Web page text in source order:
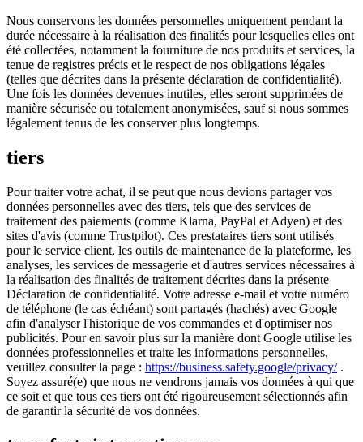
Nous conservons les données personnelles uniquement pendant la
durée nécessaire à la réalisation des finalités pour lesquelles elles ont
été collectées, notamment la fourniture de nos produits et services, la
tenue de registres précis et le respect de nos obligations légales
(telles que décrites dans la présente déclaration de confidentialité).
Une fois les données devenues inutiles, elles seront supprimées de
manière sécurisée ou totalement anonymisées, sauf si nous sommes
légalement tenus de les conserver plus longtemps.
tiers
Pour traiter votre achat, il se peut que nous devions partager vos
données personnelles avec des tiers, tels que des services de
traitement des paiements (comme Klarna, PayPal et Adyen) et des
sites d'avis (comme Trustpilot). Ces prestataires tiers sont utilisés
pour le service client, les outils de maintenance de la plateforme, les
analyses, les services de messagerie et d'autres services nécessaires à
la réalisation des finalités de traitement décrites dans la présente
Déclaration de confidentialité. Votre adresse e-mail et votre numéro
de téléphone (le cas échéant) sont partagés (hachés) avec Google
afin d'analyser l'historique de vos commandes et d'optimiser nos
publicités. Pour en savoir plus sur la manière dont Google utilise les
données professionnelles et traite les informations personnelles,
veuillez consulter la page : https://business.safety.google/privacy/.
Soyez assuré(e) que nous ne vendrons jamais vos données à qui que
ce soit et que tous ces tiers ont été rigoureusement sélectionnés afin
de garantir la sécurité de vos données.